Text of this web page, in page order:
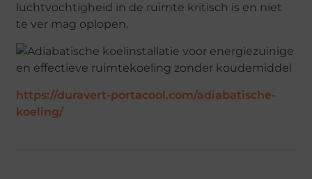
luchtvochtigheid in de ruimte kritisch is en niet
te ver mag oplopen.
https://duravert-portacool.com/adiabatische-
koeling/